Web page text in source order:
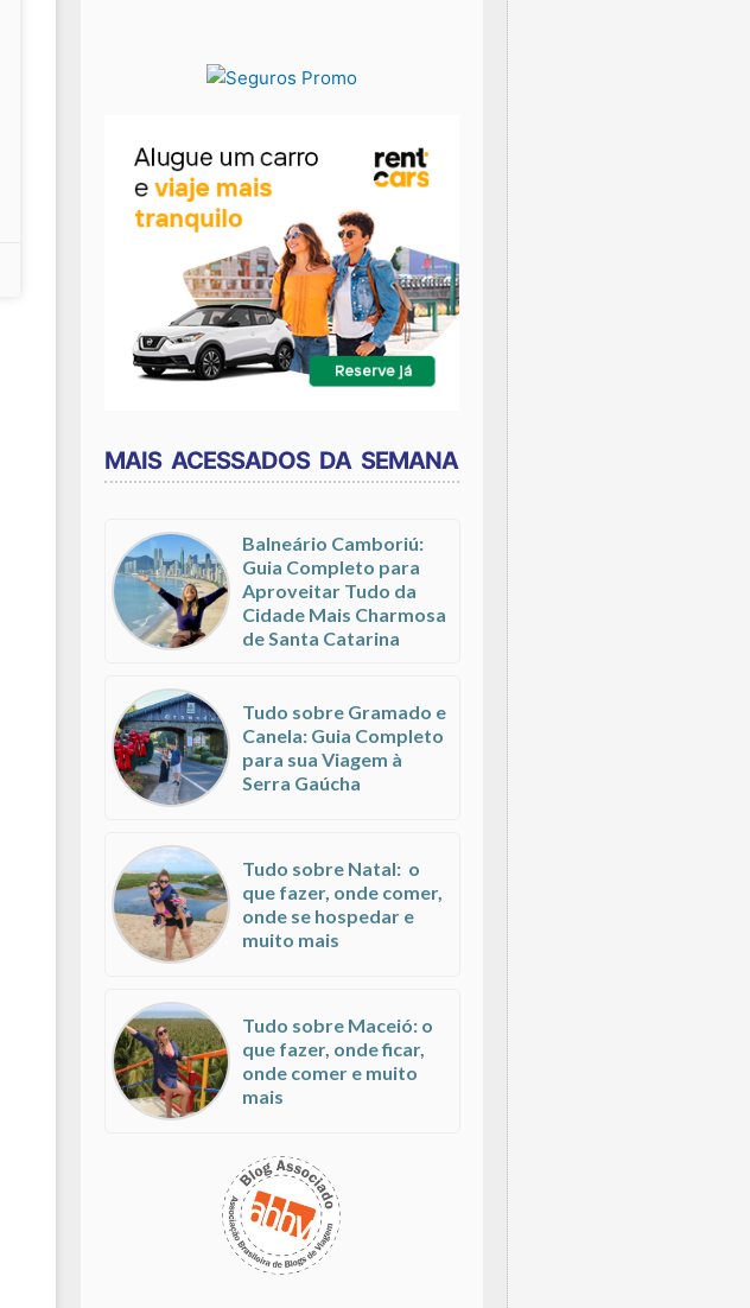
MAIS ACESSADOS DA SEMANA
Balneário Camboriú:
Guia Completo para
Aproveitar Tudo da
Cidade Mais Charmosa
de Santa Catarina
Tudo sobre Gramado e
Canela: Guia Completo
para sua Viagem à
Serra Gaúcha
Tudo sobre Natal: o
que fazer, onde comer,
onde se hospedar e
muito mais
Tudo sobre Maceió: o
que fazer, onde ficar,
onde comer e muito
mais